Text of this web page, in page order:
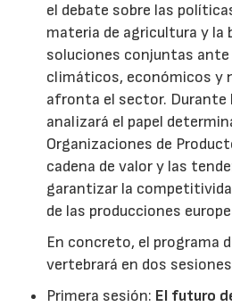
el debate sobre las
materia de agricultura y la
soluciones conjuntas
climáticos, económicos y
afronta el sector. Durante
analizará el papel
Organizaciones de
cadena de valor y las
garantizar la
de las producciones
En concreto, el programa
vertebrará en dos
Primera sesión: El futuro